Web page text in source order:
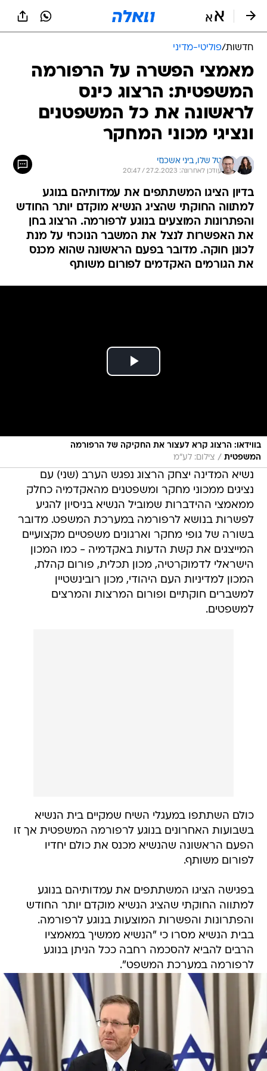
חדשות/פוליטי-מדיני
מאמצי הפשרה על הרפורמה
המשפטית: הרצוג כינס
לראשונה את כל המשפטנים
ונציגי מכוני המחקר
טל שלו, ביני אשכנזי
עודכן לאחרונה: 27.2.2023 / 20:47
בדיון הציגו המשתתפים את עמדותיהם בנוגע
למתווה החוקתי שהציג הנשיא מוקדם יותר החודש
והפתרונות המוצעים בנוגע לרפורמה. הרצוג בחן
את האפשרות לנצל את המשבר הנוכחי על מנת
לכונן חוקה. מדובר בפעם הראשונה שהוא מכנס
את הגורמים האקדמים לפורום משותף
בווידאו: הרצוג קרא לעצור את החקיקה של הרפורמה
המשפטית / צילום: לע"מ
נשיא המדינה יצחק הרצוג נפגש הערב (שני) עם
נציגים ממכוני מחקר ומשפטנים מהאקדמיה כחלק
ממאמצי ההידברות שמוביל הנשיא בניסיון להגיע
לפשרות בנושא לרפורמה במערכת המשפט. מדובר
בשורה של גופי מחקר וארגונים משפטיים מקצועיים
המייצגים את קשת הדעות באקדמיה - כמו המכון
הישראלי לדמוקרטיה, מכון תכלית, פורום קהלת,
המכון למדיניות העם היהודי, מכון רובינשטיין
למשברים חוקתיים ופורום המרצות והמרצים
למשפטים.
כולם השתתפו במעגלי השיח שמקיים בית הנשיא
בשבועות האחרונים בנוגע לרפורמה המשפטית אך זו
הפעם הראשונה שהנשיא מכנס את כולם יחדיו
לפורום משותף.
בפגישה הציגו המשתתפים את עמדותיהם בנוגע
למתווה החוקתי שהציג הנשיא מוקדם יותר החודש
והפתרונות והפשרות המוצעות בנוגע לרפורמה.
בבית הנשיא מסרו כי "הנשיא ממשיך במאמציו
הרבים להביא להסכמה רחבה ככל הניתן בנוגע
לרפורמה במערכת המשפט".